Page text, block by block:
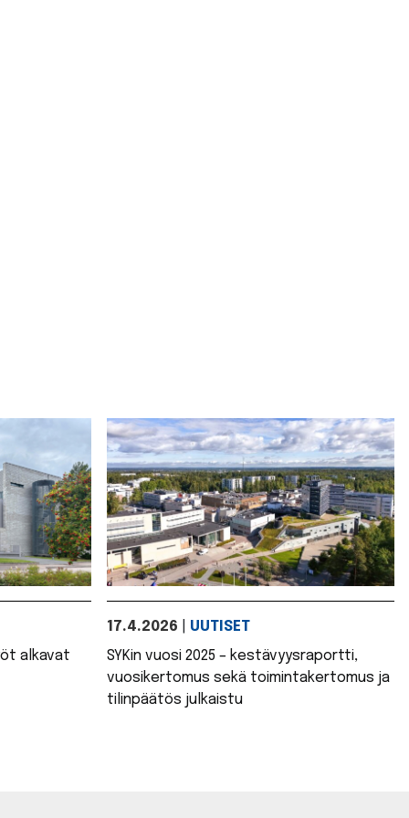
alkavat
17.4.2026
UUTISET
SYKin vuosi 2025 – kestävyysraportti,
vuosikertomus sekä toimintakertomus ja
tilinpäätös julkaistu